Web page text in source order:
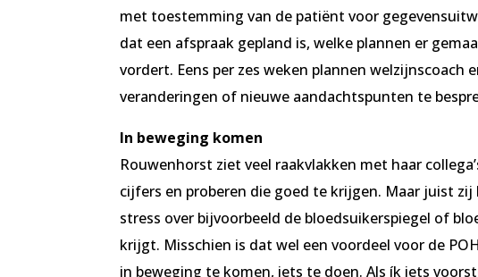
met toestemming van de patiënt voor
dat een afspraak gepland is, welke plannen er
vordert. Eens per zes weken plannen
veranderingen of nieuwe aandachtspunten te
In beweging komen
Rouwenhorst ziet veel raakvlakken met haar
cijfers en proberen die goed te krijgen. Maar juist
stress over bijvoorbeeld de bloedsuikerspiegel of
krijgt. Misschien is dat wel een voordeel voor de
in beweging te komen, iets te doen. Als ík iets